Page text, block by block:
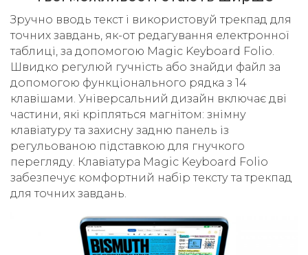
Зручно вводь текст і використовуй трекпад для
точних завдань, як-от редагування електронної
таблиці, за допомогою Magic Keyboard Folio.
Швидко регулюй гучність або знайди файл за
допомогою функціонального рядка з 14
клавішами. Універсальний дизайн включає дві
частини, які кріпляться магнітом: знімну
клавіатуру та захисну задню панель із
регульованою підставкою для гнучкого
перегляду. Клавіатура Magic Keyboard Folio
забезпечує комфортний набір тексту та трекпад
для точних завдань.